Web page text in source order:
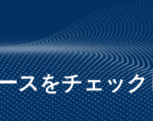
スをチェッ